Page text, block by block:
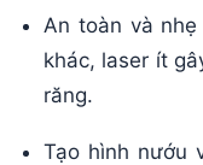
An toàn và
khác, laser ít
răng.
Tạo hình nướu